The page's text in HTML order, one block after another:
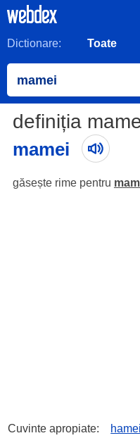
Dictionare: Toate
definiția
mamei
găsește rime pentru
Cuvinte apropiate: hamei